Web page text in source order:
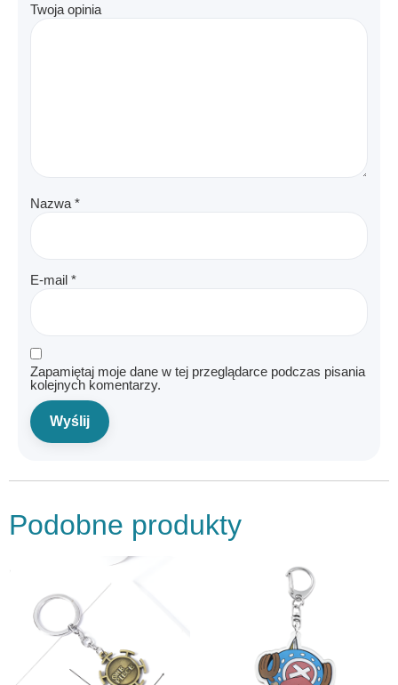
Twoja opinia
Nazwa *
E-mail *
Zapamiętaj moje dane w tej przeglądarce podczas pisania
kolejnych komentarzy.
Podobne produkty